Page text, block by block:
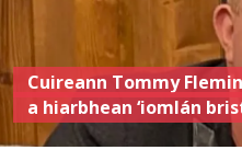
Cuireann Tommy
a hiarbhean ‘iomlán